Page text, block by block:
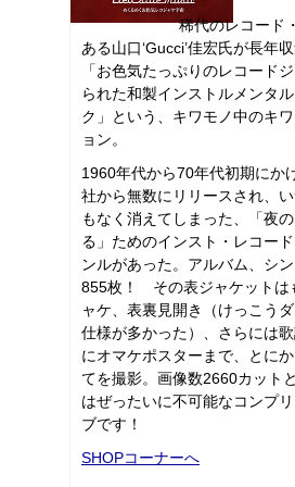
稀代のレコード
ある山口‘Gucci’佳宏氏が長年
「お色気たっぷりのレコード
られた和製インストルメンタ
ク」という、キワモノ中のキ
ョン。
1960年代から70年代初期にか
社から無数にリリースされ、
もなく消えてしまった、「夜
る」ためのインスト・レコー
ンルがあった。アルバム、シ
855枚！ その表ジャケットは
ャケ、表裏見開き（けっこう
仕様が多かった）、さらには
にオマケポスターまで、とに
てを撮影。画像数2660カット
はぜったいに不可能なコンプ
ブです！
SHOPコーナーへ